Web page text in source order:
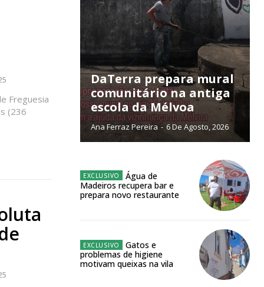
€
Freguesia
(236
DaTerra prepara mural
comunitário na antiga
escola da Mélvoa
Ana Ferraz Pereira - 6 De Agosto, 2026
Água de
Madeiros recupera bar e
prepara novo restaurante
Gatos e
problemas de higiene
motivam queixas na vila